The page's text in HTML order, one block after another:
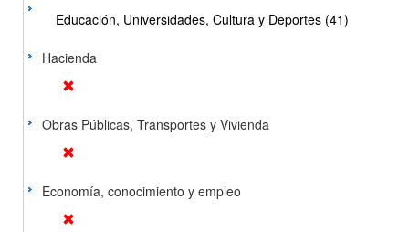
Educación, Universidades, Cultura y Deportes (41)
Hacienda
Obras Públicas, Transportes y Vivienda
Economía, conocimiento y empleo